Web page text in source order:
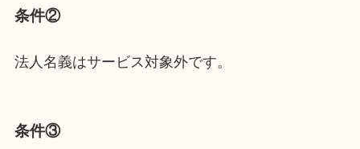
条件②
法人名義はサービス対象外です。
条件③